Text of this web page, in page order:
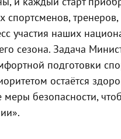
участия наших
сезона. Задача
подготовки
остаётся
меры безопасности,